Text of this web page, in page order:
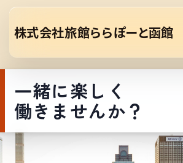
株式会社旅館ららぽーと函館
一緒に楽しく
働きませんか？